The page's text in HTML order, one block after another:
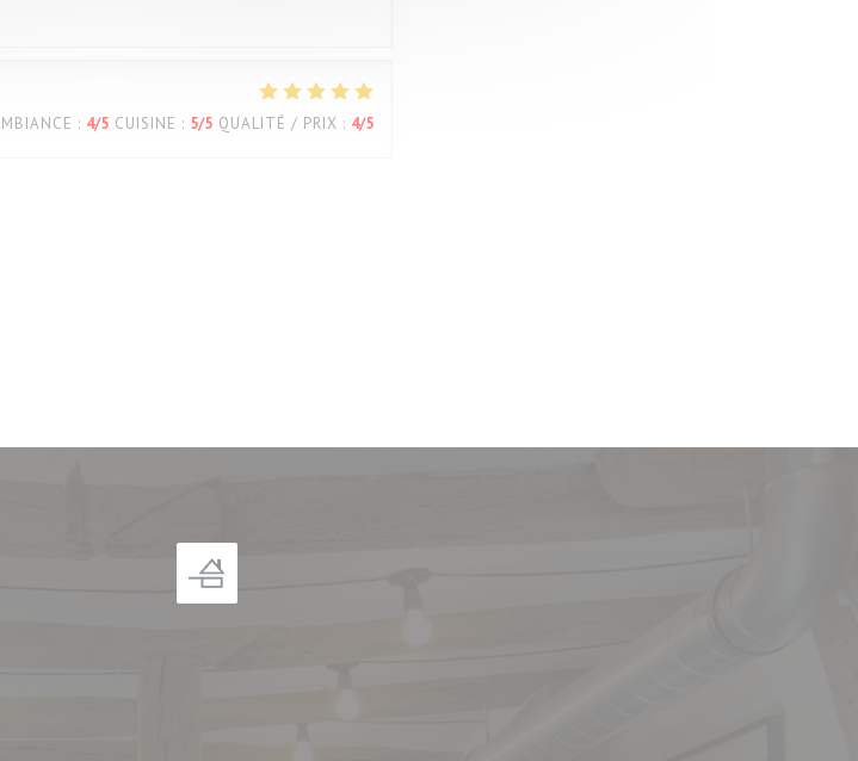
: 4/5 CUISINE : 5/5 QUALITÉ / PRIX : 4/5